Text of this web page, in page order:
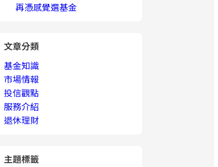
再憑感覺選基金
文章分類
基金知識
市場情報
投信觀點
服務介紹
退休理財
主題標籤